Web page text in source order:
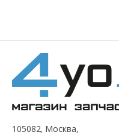
105082, Москва,